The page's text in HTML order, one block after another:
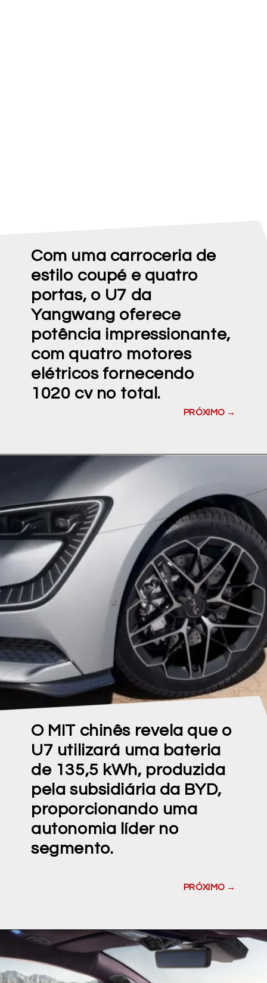
Com uma carroceria de
estilo coupé e quatro
portas, o U7 da
Yangwang oferece
potência impressionante,
com quatro motores
elétricos fornecendo
1020 cv no total.
PRÓXIMO →
O MIT chinês revela que o
U7 utilizará uma bateria
de 135,5 kWh, produzida
pela subsidiária da BYD,
proporcionando uma
autonomia líder no
segmento.
PRÓXIMO →